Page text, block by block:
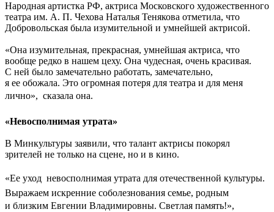
Народная артистка РФ, актриса Московского художественного
театра им. А. П. Чехова Наталья Тенякова отметила, что
Добровольская была изумительной и умнейшей актрисой.
«Она изумительная, прекрасная, умнейшая актриса, что
вообще редко в нашем цеху. Она чудесная, очень красивая.
С ней было замечательно работать, замечательно,
я ее обожала. Это огромная потеря для театра и для меня
лично»,  сказала она.
«Невосполнимая утрата»
В Минкультуры заявили, что талант актрисы покорял
зрителей не только на сцене, но и в кино.
«Ее уход  невосполнимая утрата для отечественной культуры.
Выражаем искренние соболезнования семье, родным
и близким Евгении Владимировны. Светлая память!», 